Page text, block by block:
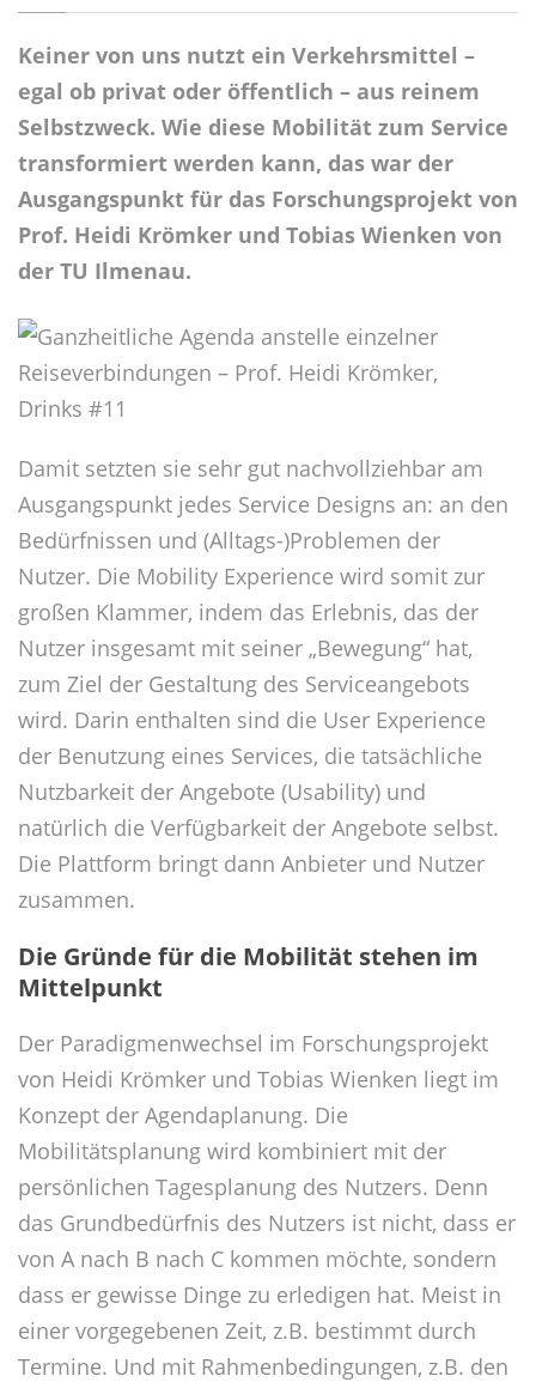
Keiner von uns nutzt ein Verkehrsmittel –
egal ob privat oder öffentlich – aus reinem
Selbstzweck. Wie diese Mobilität zum Service
transformiert werden kann, das war der
Ausgangspunkt für das Forschungsprojekt von
Prof. Heidi Krömker und Tobias Wienken von
der TU Ilmenau.
Damit setzten sie sehr gut nachvollziehbar am
Ausgangspunkt jedes Service Designs an: an den
Bedürfnissen und (Alltags-)Problemen der
Nutzer. Die Mobility Experience wird somit zur
großen Klammer, indem das Erlebnis, das der
Nutzer insgesamt mit seiner „Bewegung“ hat,
zum Ziel der Gestaltung des Serviceangebots
wird. Darin enthalten sind die User Experience
der Benutzung eines Services, die tatsächliche
Nutzbarkeit der Angebote (Usability) und
natürlich die Verfügbarkeit der Angebote selbst.
Die Plattform bringt dann Anbieter und Nutzer
zusammen.
Die Gründe für die Mobilität stehen im
Mittelpunkt
Der Paradigmenwechsel im Forschungsprojekt
von Heidi Krömker und Tobias Wienken liegt im
Konzept der Agendaplanung. Die
Mobilitätsplanung wird kombiniert mit der
persönlichen Tagesplanung des Nutzers. Denn
das Grundbedürfnis des Nutzers ist nicht, dass er
von A nach B nach C kommen möchte, sondern
dass er gewisse Dinge zu erledigen hat. Meist in
einer vorgegebenen Zeit, z.B. bestimmt durch
Termine. Und mit Rahmenbedingungen, z.B. den